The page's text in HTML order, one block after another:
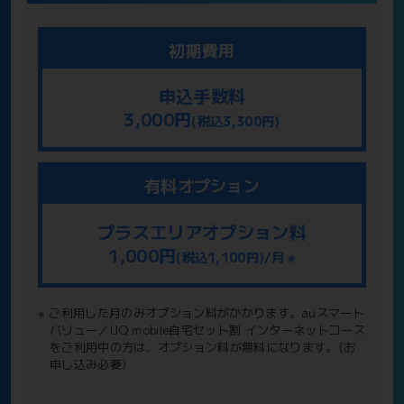
初期費用
申込手数料
3,000円(税込3,300円)
有料オプション
プラスエリアオプション料
1,000円(税込1,100円)/月 ※
※ ご利用した月のみオプション料がかかります。auスマート
バリュー／UQ mobile自宅セット割 インターネットコース
をご利用中の方は、オプション料が無料になります。(お
申し込み必要)